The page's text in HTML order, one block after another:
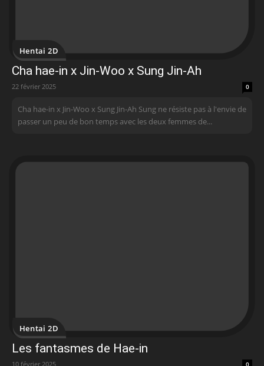
Hentai 2D
Cha hae-in x Jin-Woo x Sung Jin-Ah
22 février 2025 0
Cha hae-in x Jin-Woo x Sung Jin-Ah Sung ne résiste pas à l'envie de
passer un peu de bon temps avec les deux femmes de...
Hentai 2D
Les fantasmes de Hae-in
10 février 2025